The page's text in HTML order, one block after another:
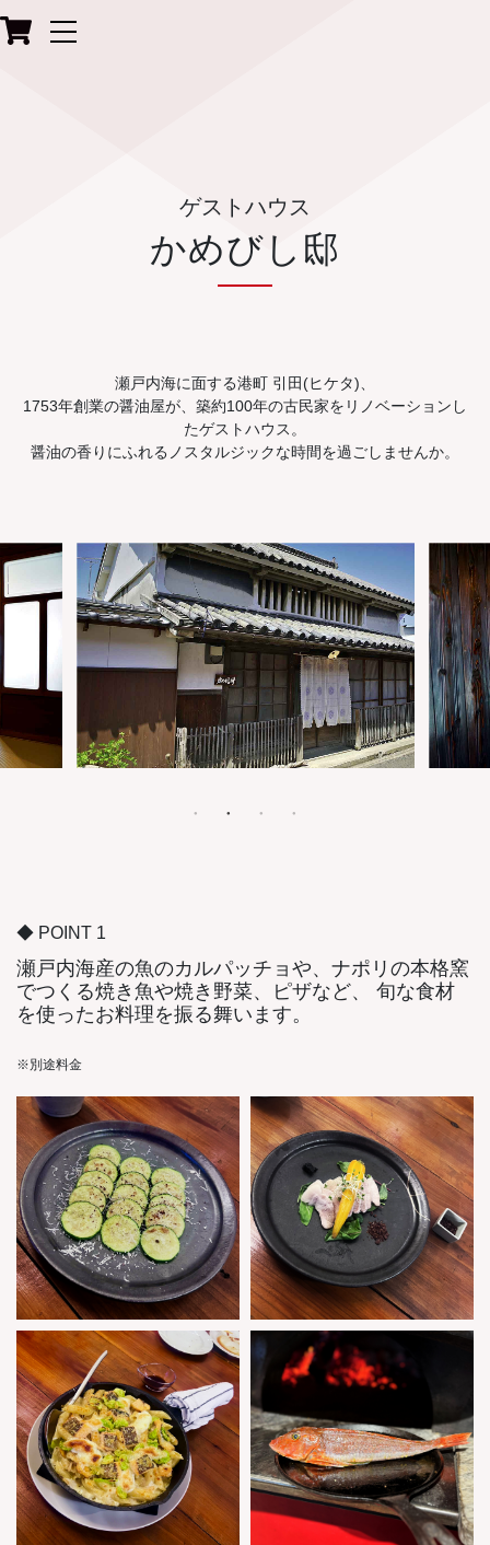
ネットショップのご利用について
ゲストハウス
かめびし邸
瀬戸内海に面する港町 引田(ヒケタ)、
1753年創業の醤油屋が、築約100年の古民家をリノベーションし
たゲストハウス。
醤油の香りにふれるノスタルジックな時間を過ごしませんか。
◆ POINT 1
瀬戸内海産の魚のカルパッチョや、ナポリの本格窯
でつくる焼き魚や焼き野菜、ピザなど、 旬な食材
を使ったお料理を振る舞います。
※別途料金